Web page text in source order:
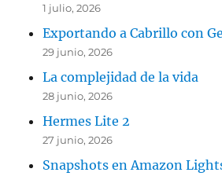
1 julio, 2026
Exportando a Cabrillo con
29 junio, 2026
La complejidad de la vida
28 junio, 2026
Hermes Lite 2
27 junio, 2026
Snapshots en Amazon